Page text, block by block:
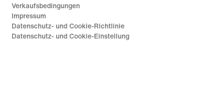
Verkaufsbedingungen
Impressum
Datenschutz- und Cookie-Richtlinie
Datenschutz- und Cookie-Einstellung